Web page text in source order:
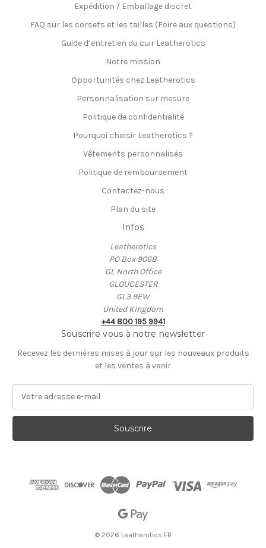
Expédition / Emballage discret
FAQ sur les corsets et les tailles (Foire aux questions)
Guide d’entretien du cuir Leatherotics
Notre mission
Opportunités chez Leatherotics
Personnalisation sur mesure
Politique de confidentialité
Pourquoi choisir Leatherotics ?
Vêtements personnalisés
Politique de remboursement
Contactez-nous
Plan du site
Infos
Leatherotics
PO Box 9068
GL North Office
GLOUCESTER
GL3 9EW
United Kingdom
+44 800 195 9941
Souscrire vous à notre newsletter
Recevez les dernières mises à jour sur les nouveaux produits
et les ventes à venir
r
s
© 2026 Leatherotics FR